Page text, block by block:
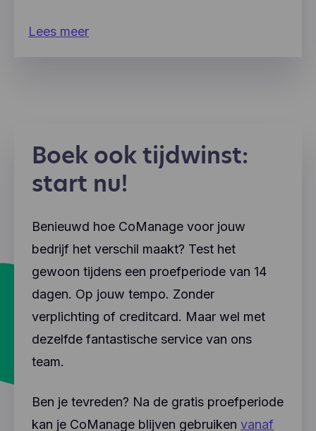
Lees meer
Boek ook tijdwinst:
start nu!
Benieuwd hoe CoManage voor jouw
bedrijf het verschil maakt? Test het
gewoon tijdens een proefperiode van 14
dagen. Op jouw tempo. Zonder
verplichting of creditcard. Maar wel met
dezelfde fantastische service van ons
team.
Ben je tevreden? Na de gratis proefperiode
kan je CoManage blijven gebruiken vanaf